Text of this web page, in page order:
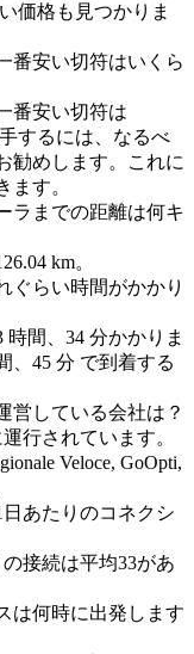
価格も見つかりま
番安い切符はいくら
番安い切符は
するには、なるべ
勧めします。これに
ます。
ラまでの距離は何キ
km。
ぐらい時間がかかり
間、34 分かかりま
、45 分 で到着する
営している会社は？
行されています。
Veloce, GoOpti,
あたりのコネクシ
接続は平均33があ
は何時に出発します